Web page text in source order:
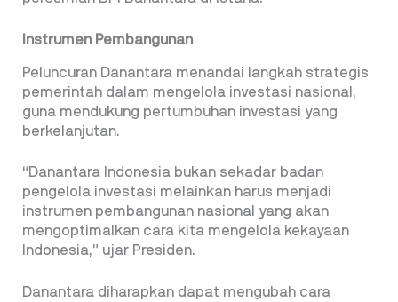
Instrumen Pembangunan
Peluncuran Danantara menandai langkah strategis
pemerintah dalam mengelola investasi nasional,
guna mendukung pertumbuhan investasi yang
berkelanjutan.
“Danantara Indonesia bukan sekadar badan
pengelola investasi melainkan harus menjadi
instrumen pembangunan nasional yang akan
mengoptimalkan cara kita mengelola kekayaan
Indonesia,” ujar Presiden.
Danantara diharapkan dapat mengubah cara